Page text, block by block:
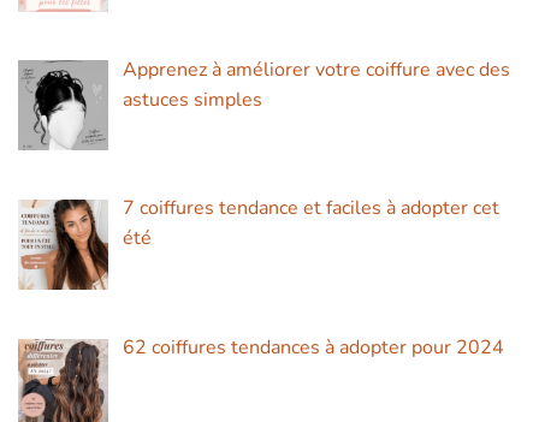
Apprenez à améliorer votre coiffure avec des
astuces simples
7 coiffures tendance et faciles à adopter cet
été
62 coiffures tendances à adopter pour 2024